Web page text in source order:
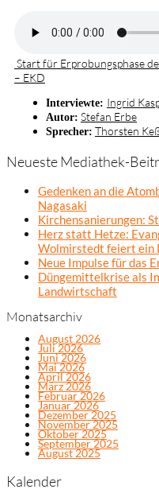
Start für Erprobungsphase
– EKD
Interviewte: Ingrid
Autor: Stefan Erbe
Sprecher: Thorsten
Neueste Mediathek-
Gedenken an die
Nagasaki
Kirchensanierungen:
Herz statt Hetze:
Wolmirstedt feiert ein
Neue Impulse für das
Düngemittelkrise als
Landwirtschaft
Monatsarchiv
August 2026
Juli 2026
Juni 2026
Mai 2026
April 2026
März 2026
Februar 2026
Januar 2026
Dezember 2025
November 2025
Oktober 2025
September 2025
August 2025
Kalender